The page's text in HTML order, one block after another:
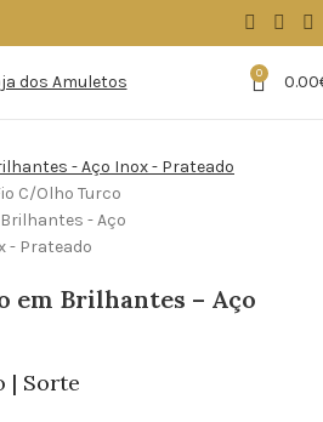
0 0.00
em Brilhantes – Aço
| Sorte